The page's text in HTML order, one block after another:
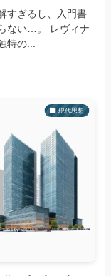
すぎるし、入門書
ない…。 レヴィナ
特の...
現代思想